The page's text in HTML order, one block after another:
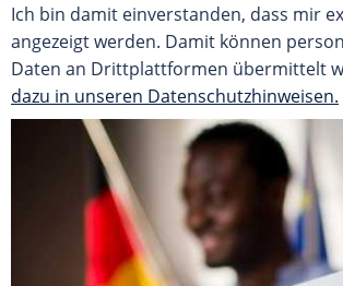
Ich bin damit einverstanden, dass mir
angezeigt werden. Damit können
Daten an Drittplattformen übermittelt
dazu in unseren Datenschutzhinweisen.